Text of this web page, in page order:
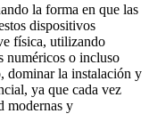
la forma en que las
dispositivos
física, utilizando
numéricos o incluso
dominar la instalación y
ya que cada vez
modernas y